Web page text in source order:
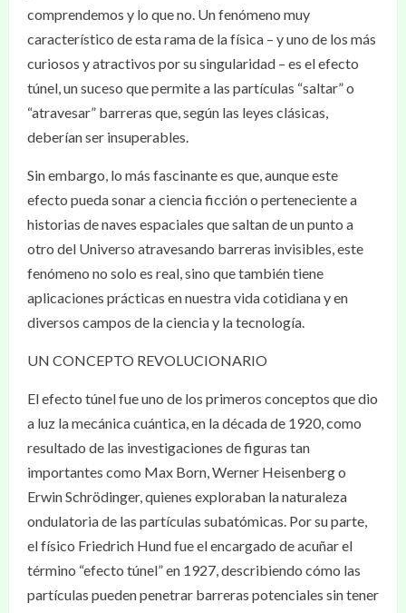
comprendemos y lo que no. Un fenómeno muy
característico de esta rama de la física – y uno de los más
curiosos y atractivos por su singularidad – es el efecto
túnel, un suceso que permite a las partículas “saltar” o
“atravesar” barreras que, según las leyes clásicas,
deberían ser insuperables.
Sin embargo, lo más fascinante es que, aunque este
efecto pueda sonar a ciencia ficción o perteneciente a
historias de naves espaciales que saltan de un punto a
otro del Universo atravesando barreras invisibles, este
fenómeno no solo es real, sino que también tiene
aplicaciones prácticas en nuestra vida cotidiana y en
diversos campos de la ciencia y la tecnología.
UN CONCEPTO REVOLUCIONARIO
El efecto túnel fue uno de los primeros conceptos que dio
a luz la mecánica cuántica, en la década de 1920, como
resultado de las investigaciones de figuras tan
importantes como Max Born, Werner Heisenberg o
Erwin Schrödinger, quienes exploraban la naturaleza
ondulatoria de las partículas subatómicas. Por su parte,
el físico Friedrich Hund fue el encargado de acuñar el
término “efecto túnel” en 1927, describiendo cómo las
partículas pueden penetrar barreras potenciales sin tener